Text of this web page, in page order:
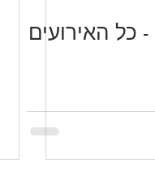
פורים 2024 - כל האירועים